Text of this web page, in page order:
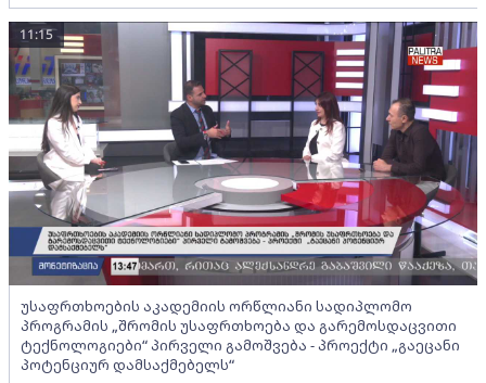
უსაფრთხოების აკადემიის ორწლიანი სადიპლომო
პროგრამის „შრომის უსაფრთხოება და გარემოსდაცვითი
ტექნოლოგიები“ პირველი გამოშვება - პროექტი „გაეცანი
პოტენციურ დამსაქმებელს“
11:15